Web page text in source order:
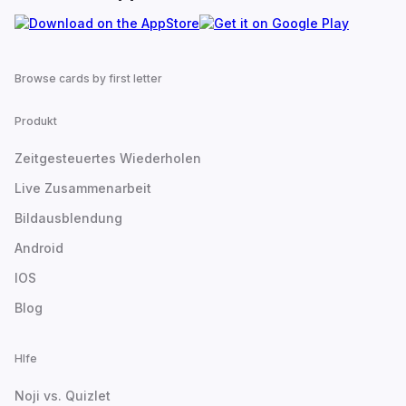
Browse cards by first letter
Produkt
Zeitgesteuertes Wiederholen
Live Zusammenarbeit
Bildausblendung
Android
IOS
Blog
Hlfe
Noji vs. Quizlet